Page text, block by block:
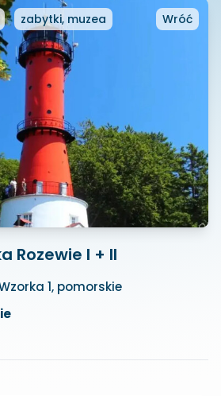
zabytki, muzea Wróć
Rozewie I + II
1, pomorskie